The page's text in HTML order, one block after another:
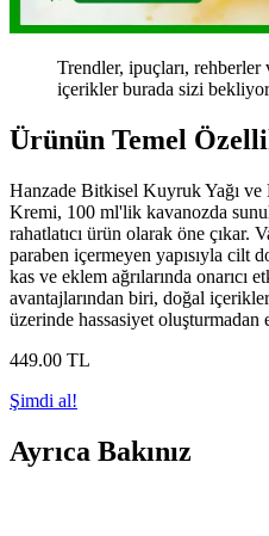
Trendler, ipuçları,
içerikler burada sizi
Ürünün Temel
Hanzade Bitkisel Kuyruk Yağı ve
Kremi, 100 ml'lik kavanozda
rahatlatıcı ürün olarak öne çıkar.
paraben içermeyen yapısıyla cilt
kas ve eklem ağrılarında
avantajlarından biri, doğal
üzerinde hassasiyet oluşturmadan
449.00 TL
Şimdi al!
Ayrıca Bakınız